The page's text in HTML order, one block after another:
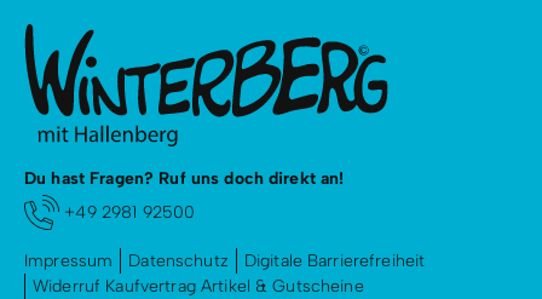
Du hast Fragen? Ruf uns doch direkt an!
+49 2981 92500
Impressum Datenschutz
Digitale Barrierefreiheit
Widerruf Kaufvertrag Artikel & Gutscheine